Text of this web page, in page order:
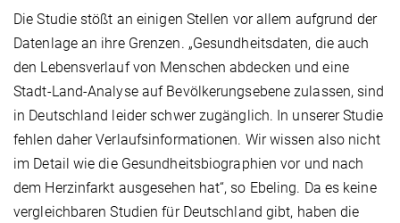
Die Studie stößt an einigen Stellen vor allem aufgrund der
Datenlage an ihre Grenzen. „Gesundheitsdaten, die auch
den Lebensverlauf von Menschen abdecken und eine
Stadt-Land-Analyse auf Bevölkerungsebene zulassen, sind
in Deutschland leider schwer zugänglich. In unserer Studie
fehlen daher Verlaufsinformationen. Wir wissen also nicht
im Detail wie die Gesundheitsbiographien vor und nach
dem Herzinfarkt ausgesehen hat“, so Ebeling. Da es keine
vergleichbaren Studien für Deutschland gibt, haben die